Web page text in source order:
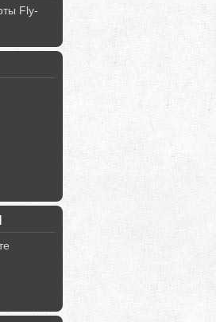
Fly-